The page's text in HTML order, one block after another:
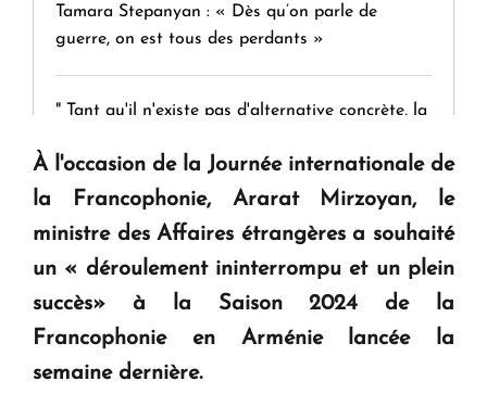
Tamara Stepanyan : « Dès qu’on parle de
guerre, on est tous des perdants »
" Tant qu'il n'existe pas d'alternative concrète, la
KASA : 30 ans d'audace, de résilience et d'avenir
en Arménie
Le premier hôtel Hyatt Regency d'Arménie
ouvrira ses portes à Dilijan
À l'occasion de la Journée internationale de
la Francophonie, Ararat Mirzoyan, le
ministre des Affaires étrangères a souhaité
un « déroulement ininterrompu et un plein
succès» à la Saison 2024 de la
Francophonie en Arménie lancée la
semaine dernière.